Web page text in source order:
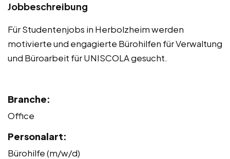
Jobbeschreibung
Für Studentenjobs in Herbolzheim werden
motivierte und engagierte Bürohilfen für Verwaltung
und Büroarbeit für UNISCOLA gesucht.
Branche:
Office
Personalart:
Bürohilfe (m/w/d)